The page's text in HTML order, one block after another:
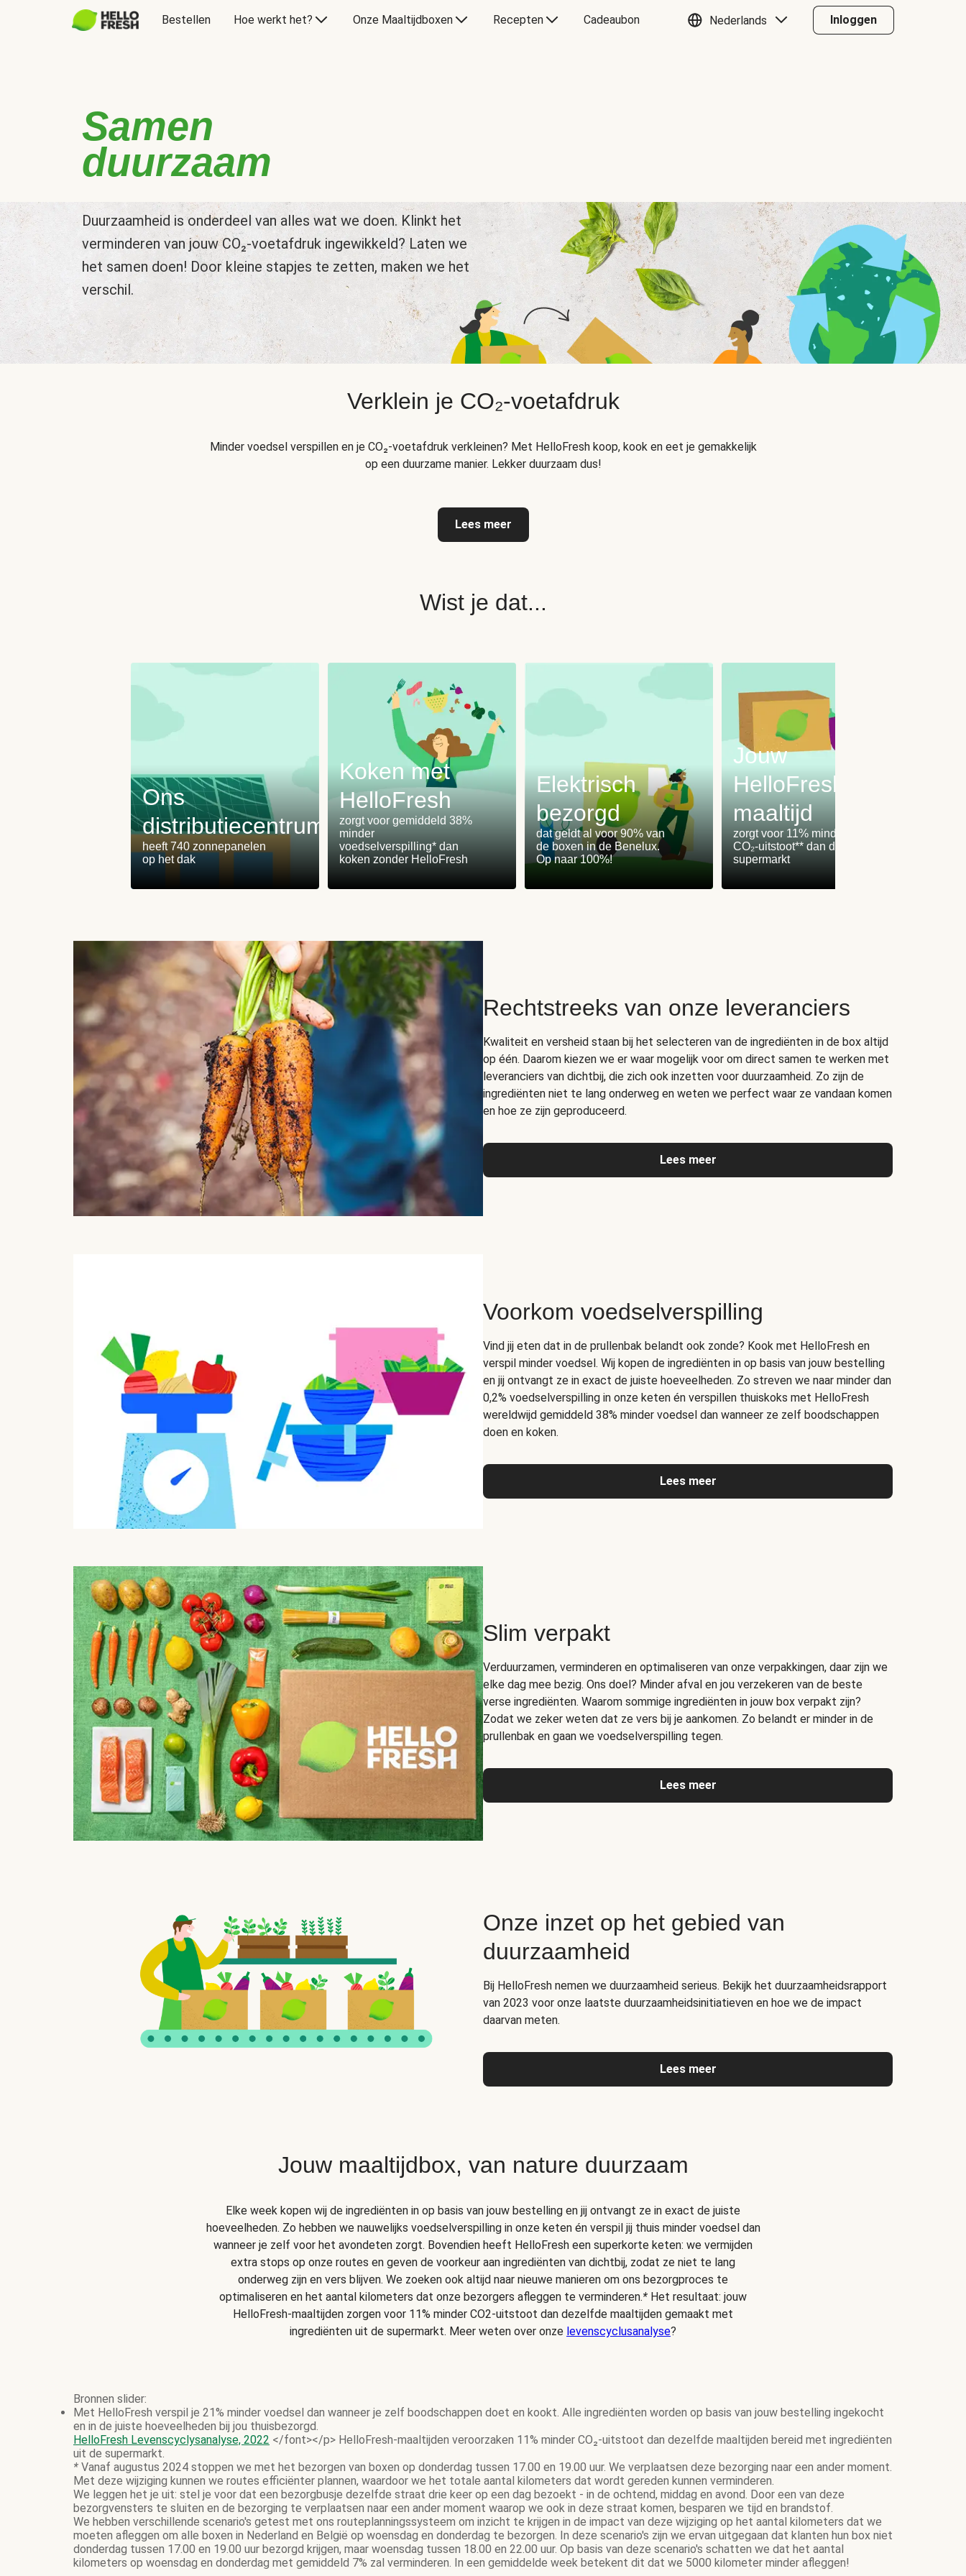
Bestellen Hoe werkt het? Onze Maaltijdboxen Recepten Cadeaubon Nederlands Inloggen
Samen
duurzaam
Duurzaamheid is onderdeel van alles wat we doen. Klinkt het
verminderen van jouw CO₂-voetafdruk ingewikkeld? Laten we
het samen doen! Door kleine stapjes te zetten, maken we het
verschil.
Verklein je CO₂-voetafdruk
Minder voedsel verspillen en je CO₂-voetafdruk verkleinen? Met HelloFresh koop, kook en eet je gemakkelijk
op een duurzame manier. Lekker duurzaam dus!
Lees meer
Wist je dat...
Ons
distributiecentrum
heeft 740 zonnepanelen
op het dak
Koken met
HelloFresh
zorgt voor gemiddeld 38%
minder
voedselverspilling* dan
koken zonder HelloFresh
Elektrisch
bezorgd
dat geldt al voor 90% van
de boxen in de Benelux.
Op naar 100%!
Jouw
HelloFresh-
maaltijd
zorgt voor 11% minder
CO₂-uitstoot** dan de
supermarkt
Rechtstreeks van onze leveranciers
Kwaliteit en versheid staan bij het selecteren van de ingrediënten in de box altijd
op één. Daarom kiezen we er waar mogelijk voor om direct samen te werken met
leveranciers van dichtbij, die zich ook inzetten voor duurzaamheid. Zo zijn de
ingrediënten niet te lang onderweg en weten we perfect waar ze vandaan komen
en hoe ze zijn geproduceerd.
Lees meer
Voorkom voedselverspilling
Vind jij eten dat in de prullenbak belandt ook zonde? Kook met HelloFresh en
verspil minder voedsel. Wij kopen de ingrediënten in op basis van jouw bestelling
en jij ontvangt ze in exact de juiste hoeveelheden. Zo streven we naar minder dan
0,2% voedselverspilling in onze keten én verspillen thuiskoks met HelloFresh
wereldwijd gemiddeld 38% minder voedsel dan wanneer ze zelf boodschappen
doen en koken.
Lees meer
Slim verpakt
Verduurzamen, verminderen en optimaliseren van onze verpakkingen, daar zijn we
elke dag mee bezig. Ons doel? Minder afval en jou verzekeren van de beste
verse ingrediënten. Waarom sommige ingrediënten in jouw box verpakt zijn?
Zodat we zeker weten dat ze vers bij je aankomen. Zo belandt er minder in de
prullenbak en gaan we voedselverspilling tegen.
Lees meer
Onze inzet op het gebied van
duurzaamheid
Bij HelloFresh nemen we duurzaamheid serieus. Bekijk het duurzaamheidsrapport
van 2023 voor onze laatste duurzaamheidsinitiatieven en hoe we de impact
daarvan meten.
Lees meer
Jouw maaltijdbox, van nature duurzaam
Elke week kopen wij de ingrediënten in op basis van jouw bestelling en jij ontvangt ze in exact de juiste
hoeveelheden. Zo hebben we nauwelijks voedselverspilling in onze keten én verspil jij thuis minder voedsel dan
wanneer je zelf voor het avondeten zorgt. Bovendien heeft HelloFresh een superkorte keten: we vermijden
extra stops op onze routes en geven de voorkeur aan ingrediënten van dichtbij, zodat ze niet te lang
onderweg zijn en vers blijven. We zoeken ook altijd naar nieuwe manieren om ons bezorgproces te
optimaliseren en het aantal kilometers dat onze bezorgers afleggen te verminderen.* Het resultaat: jouw
HelloFresh-maaltijden zorgen voor 11% minder CO2-uitstoot dan dezelfde maaltijden gemaakt met
ingrediënten uit de supermarkt. Meer weten over onze levenscyclusanalyse?
Bronnen slider:
Met HelloFresh verspil je 21% minder voedsel dan wanneer je zelf boodschappen doet en kookt. Alle ingrediënten worden op basis van jouw bestelling ingekocht
en in de juiste hoeveelheden bij jou thuisbezorgd.
HelloFresh Levenscyclysanalyse, 2022 </font></p> HelloFresh-maaltijden veroorzaken 11% minder CO₂-uitstoot dan dezelfde maaltijden bereid met ingrediënten
uit de supermarkt.
* Vanaf augustus 2024 stoppen we met het bezorgen van boxen op donderdag tussen 17.00 en 19.00 uur. We verplaatsen deze bezorging naar een ander moment.
Met deze wijziging kunnen we routes efficiënter plannen, waardoor we het totale aantal kilometers dat wordt gereden kunnen verminderen.
We leggen het je uit: stel je voor dat een bezorgbusje dezelfde straat drie keer op een dag bezoekt - in de ochtend, middag en avond. Door een van deze
bezorgvensters te sluiten en de bezorging te verplaatsen naar een ander moment waarop we ook in deze straat komen, besparen we tijd en brandstof.
We hebben verschillende scenario's getest met ons routeplanningssysteem om inzicht te krijgen in de impact van deze wijziging op het aantal kilometers dat we
moeten afleggen om alle boxen in Nederland en België op woensdag en donderdag te bezorgen. In deze scenario's zijn we ervan uitgegaan dat klanten hun box niet
donderdag tussen 17.00 en 19.00 uur bezorgd krijgen, maar woensdag tussen 18.00 en 22.00 uur. Op basis van deze scenario's schatten we dat het aantal
kilometers op woensdag en donderdag met gemiddeld 7% zal verminderen. In een gemiddelde week betekent dit dat we 5000 kilometer minder afleggen!